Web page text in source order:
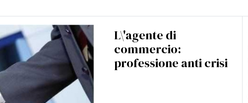
L\'agente di
commercio:
professione anti crisi